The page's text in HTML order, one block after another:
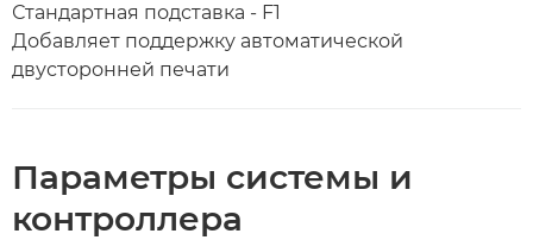
Стандартная подставка - F1
Добавляет поддержку автоматической
двусторонней печати
Параметры системы и
контроллера